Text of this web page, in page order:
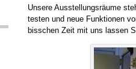
Unsere Ausstellungsräume
testen und neue Funktionen
bisschen Zeit mit uns lassen